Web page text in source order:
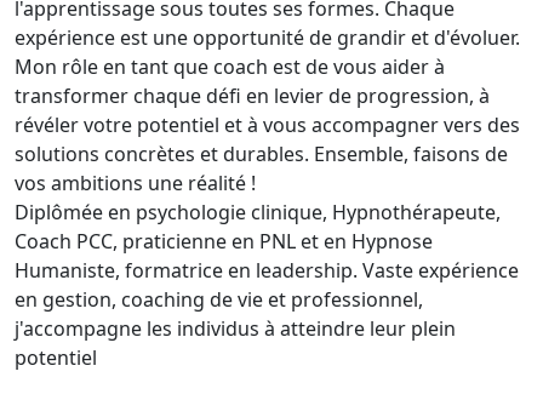
l'apprentissage sous toutes ses formes. Chaque
expérience est une opportunité de grandir et d'évoluer.
Mon rôle en tant que coach est de vous aider à
transformer chaque défi en levier de progression, à
révéler votre potentiel et à vous accompagner vers des
solutions concrètes et durables. Ensemble, faisons de
vos ambitions une réalité !
Diplômée en psychologie clinique, Hypnothérapeute,
Coach PCC, praticienne en PNL et en Hypnose
Humaniste, formatrice en leadership. Vaste expérience
en gestion, coaching de vie et professionnel,
j'accompagne les individus à atteindre leur plein
potentiel